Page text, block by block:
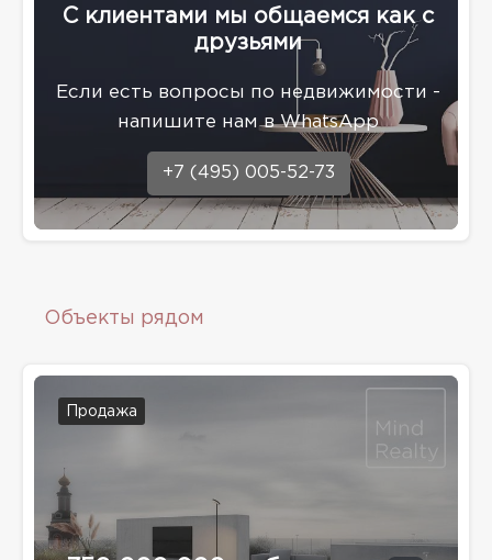
С клиентами мы общаемся как с
друзьями
Eсли есть вопросы по недвижимости -
напишите нам в WhatsApp
+7 (495) 005-52-73
Объекты рядом
Продажа